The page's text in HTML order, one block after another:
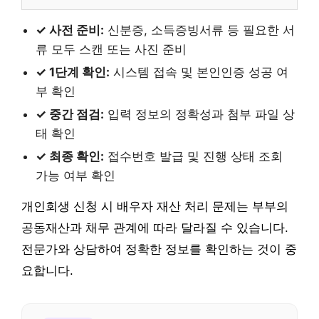
✓ 사전 준비: 신분증, 소득증빙서류 등 필요한 서
류 모두 스캔 또는 사진 준비
✓ 1단계 확인: 시스템 접속 및 본인인증 성공 여
부 확인
✓ 중간 점검: 입력 정보의 정확성과 첨부 파일 상
태 확인
✓ 최종 확인: 접수번호 발급 및 진행 상태 조회
가능 여부 확인
개인회생 신청 시 배우자 재산 처리 문제는 부부의
공동재산과 채무 관계에 따라 달라질 수 있습니다.
전문가와 상담하여 정확한 정보를 확인하는 것이 중
요합니다.